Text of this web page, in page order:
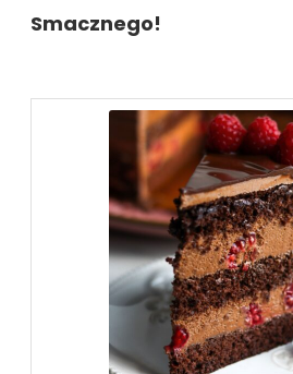
Smacznego!